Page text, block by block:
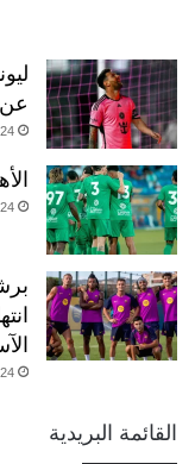
عن
24 يوليو، 2025
24 يوليو، 2025
24 يوليو، 2025
القائمة البريدية